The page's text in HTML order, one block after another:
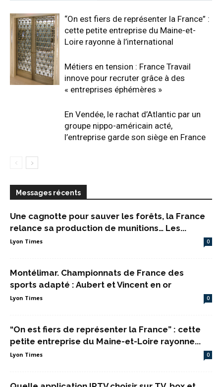
“On est fiers de représenter la France” :
cette petite entreprise du Maine-et-
Loire rayonne à l’international
Métiers en tension : France Travail
innove pour recruter grâce à des
« entreprises éphémères »
En Vendée, le rachat d’Atlantic par un
groupe nippo-américain acté,
l’entreprise garde son siège en France
Messages récents
Une cagnotte pour sauver les forêts, la France
relance sa production de munitions… Les...
Lyon Times 0
Montélimar. Championnats de France des
sports adapté : Aubert et Vincent en or
Lyon Times 0
“On est fiers de représenter la France” : cette
petite entreprise du Maine-et-Loire rayonne...
Lyon Times 0